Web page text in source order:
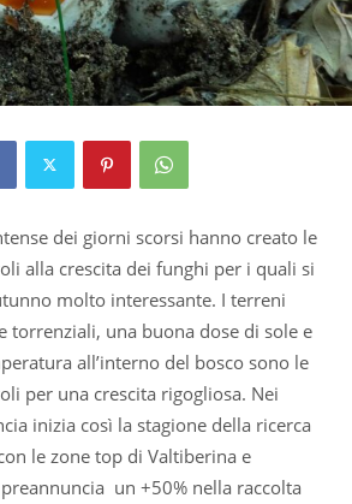
dei giorni scorsi hanno creato le
alla crescita dei funghi per i quali si
molto interessante. I terreni
torrenziali, una buona dose di sole e
all’interno del bosco sono le
per una crescita rigogliosa. Nei
inizia così la stagione della ricerca
le zone top di Valtiberina e
un +50% nella raccolta